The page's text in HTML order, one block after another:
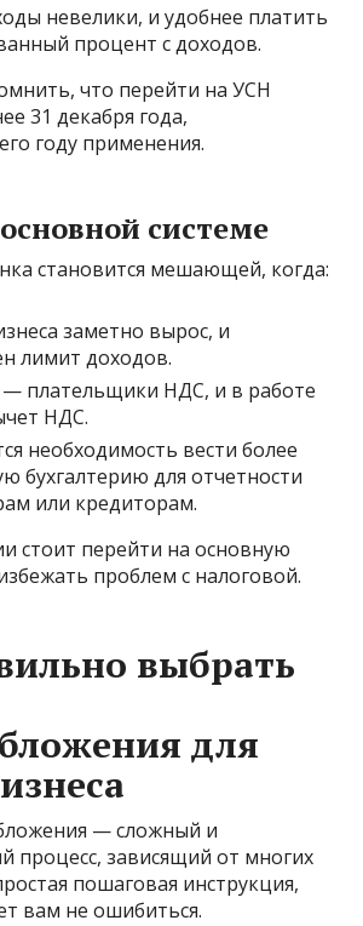
невелики, и удобнее платить
процент с доходов.
что перейти на УСН
31 декабря года,
году применения.
системе
становится мешающей, когда:
заметно вырос, и
лимит доходов.
плательщики НДС, и в работе
НДС.
необходимость вести более
бухгалтерию для отчетности
или кредиторам.
стоит перейти на основную
проблем с налоговой.
выбрать
для
— сложный и
процесс, зависящий от многих
пошаговая инструкция,
вам не ошибиться.